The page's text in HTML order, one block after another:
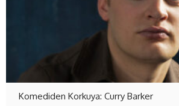
Komediden Korkuya: Curry Barker